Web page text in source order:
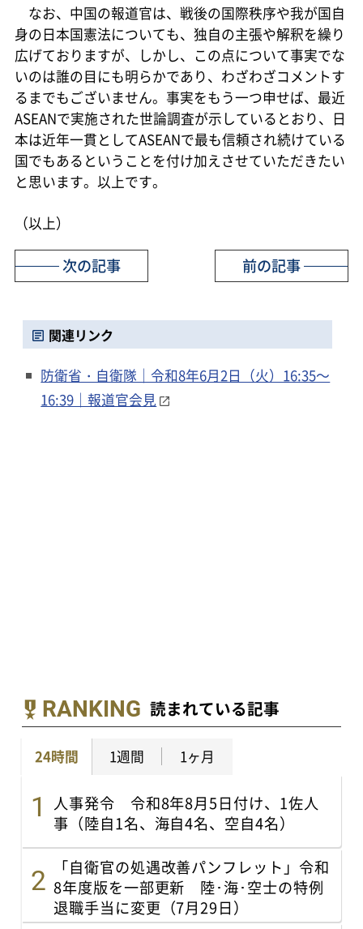
なお、中国の報道官は、戦後の国際秩序や我が国自
身の日本国憲法についても、独自の主張や解釈を繰り
広げておりますが、しかし、この点について事実でな
いのは誰の目にも明らかであり、わざわざコメントす
るまでもございません。事実をもう一つ申せば、最近
ASEANで実施された世論調査が示しているとおり、日
本は近年一貫としてASEANで最も信頼され続けている
国でもあるということを付け加えさせていただきたい
と思います。以上です。
（以上）
前の記事
次の記事
関連リンク
防衛省・自衛隊｜令和8年6月2日（火）16:35～
16:39｜報道官会見
RANKING 読まれている記事
24時間 1週間 1ヶ月
人事発令 令和8年8月5日付け、1佐人
事（陸自1名、海自4名、空自4名）
「自衛官の処遇改善パンフレット」令和
8年度版を一部更新 陸･海･空士の特例
退職手当に変更（7月29日）